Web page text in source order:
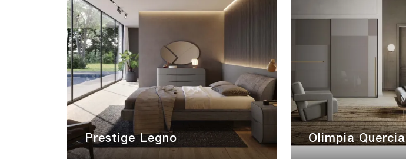
Prestige Legno Olimpia Quercia